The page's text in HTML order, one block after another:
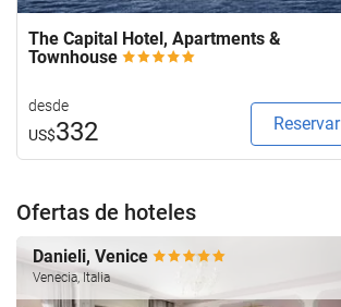
The Capital Hotel, Apartments &
Townhouse
desde
US$332 Reservar
Ofertas de hoteles
Danieli, Venice
Venecia, Italia